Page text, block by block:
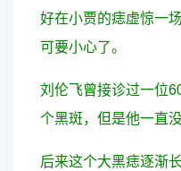
好在小贾的痣虚惊一
可要小心了。
刘伦飞曾接诊过一位
个黑斑，但是他一直没
后来这个大黑痣逐渐